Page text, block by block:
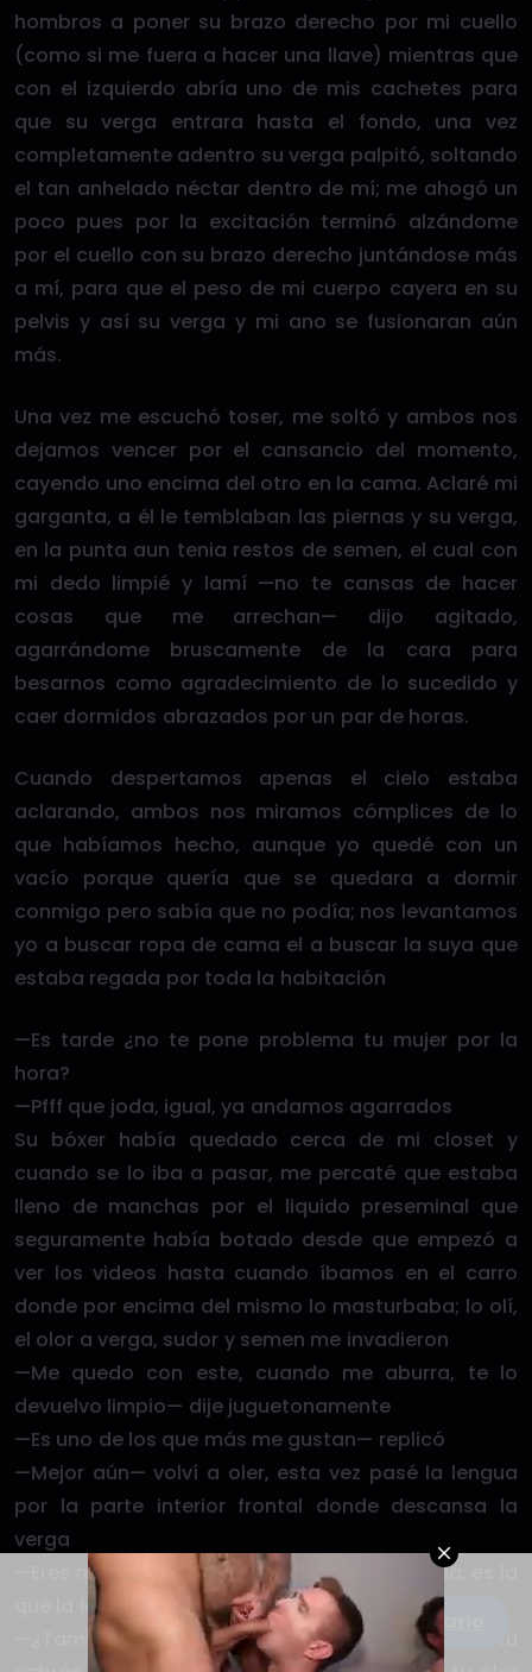
hombros a poner su brazo derecho por mi cuello
(como si me fuera a hacer una llave) mientras que
con el izquierdo abría uno de mis cachetes para
que su verga entrara hasta el fondo, una vez
completamente adentro su verga palpitó, soltando
el tan anhelado néctar dentro de mí; me ahogó un
poco pues por la excitación terminó alzándome
por el cuello con su brazo derecho juntándose más
a mí, para que el peso de mi cuerpo cayera en su
pelvis y así su verga y mi ano se fusionaran aún
más.
Una vez me escuchó toser, me soltó y ambos nos
dejamos vencer por el cansancio del momento,
cayendo uno encima del otro en la cama. Aclaré mi
garganta, a él le temblaban las piernas y su verga,
en la punta aun tenia restos de semen, el cual con
mi dedo limpié y lamí —no te cansas de hacer
cosas que me arrechan— dijo agitado,
agarrándome bruscamente de la cara para
besarnos como agradecimiento de lo sucedido y
caer dormidos abrazados por un par de horas.
Cuando despertamos apenas el cielo estaba
aclarando, ambos nos miramos cómplices de lo
que habíamos hecho, aunque yo quedé con un
vacío porque quería que se quedara a dormir
conmigo pero sabía que no podía; nos levantamos
yo a buscar ropa de cama el a buscar la suya que
estaba regada por toda la habitación
—Es tarde ¿no te pone problema tu mujer por la
hora?
—Pfff que joda, igual, ya andamos agarrados
Su bóxer había quedado cerca de mi closet y
cuando se lo iba a pasar, me percaté que estaba
lleno de manchas por el liquido preseminal que
seguramente había botado desde que empezó a
ver los videos hasta cuando íbamos en el carro
donde por encima del mismo lo masturbaba; lo olí,
el olor a verga, sudor y semen me invadieron
—Me quedo con este, cuando me aburra, te lo
devuelvo limpio— dije juguetonamente
—Es uno de los que más me gustan— replicó
—Mejor aún— volví a oler, esta vez pasé la lengua
por la parte interior frontal donde descansa la
verga
—Eres malo niño… Ojalá ella no pregunte nada, es la
que la lava la ropa— dijo mientras se vestía
—¿También te cuenta la ropa interior? Bueno, ya tu
Escribe un comentario